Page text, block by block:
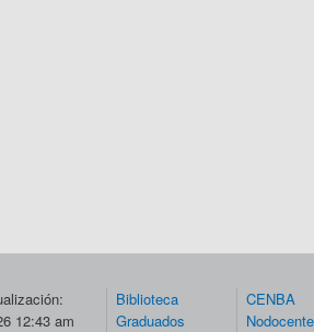
12:43 am
Biblioteca
Graduados
CENBA